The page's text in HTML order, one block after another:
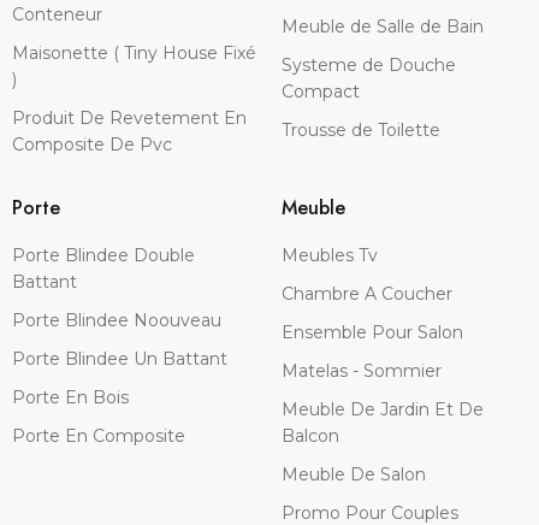
Conteneur
Maisonette ( Tiny House Fixé
)
Produit De Revetement En
Composite De Pvc
Meuble de Salle de Bain
Systeme de Douche
Compact
Trousse de Toilette
Porte
Porte Blindee Double
Battant
Porte Blindee Noouveau
Porte Blindee Un Battant
Porte En Bois
Porte En Composite
Meuble
Meubles Tv
Chambre A Coucher
Ensemble Pour Salon
Matelas - Sommier
Meuble De Jardin Et De
Balcon
Meuble De Salon
Promo Pour Couples